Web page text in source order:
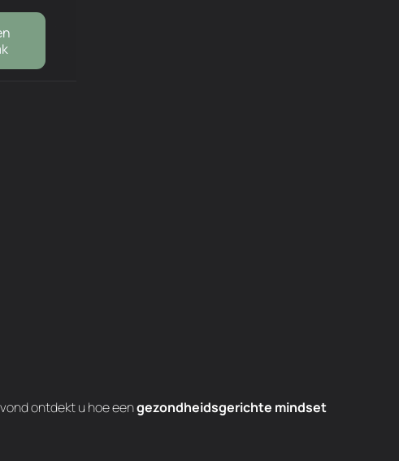
ontdekt u hoe eengezondheidsgerichte mindset